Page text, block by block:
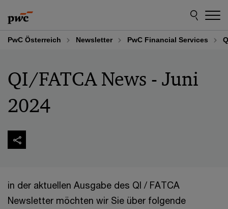
to
content
to
footer
PwC Österreich Newsletter PwC Financial Services
QI/FATCA News - Juni
2024
in der aktuellen Ausgabe des QI / FATCA
Newsletter möchten wir Sie über folgende